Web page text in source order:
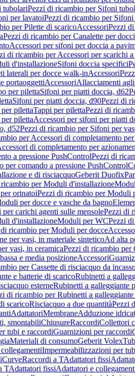
tubolariPezzi di ricambio per Sifoni
per lavatoiPezzi di ricambio per Sifoni
per Pilette di scaricoAccessoriPezzi
Pezzi di ricambio per Canalette per
Accessori per sifoni per doccia a
di ricambio per Accessori per scarichi a
d'installazioneSifoni doccia specifici
laterali per docce walk-inAccessori
portaoggettiAccessoriAllacciamenti agli
per pilettaSifoni per piatti doccia, d62
Sifoni per piatti doccia, d90Pezzi di
pilettaTappi per pilettaPezzi di
pilettaAccessori per sifoni per piatti
d52Pezzi di ricambio per Sifoni per
per Accessori di completamento
di completamento per
a pressione PushControlPezzi di
per comando a pressione PushControl
e di risciacquoGeberit Duofix
per Moduli d'installazione
orinatoiPezzi di ricambio per Moduli
per docce e vasche da bagno
carichi agenti sulle mensolePezzi di
d'installazioneModuli per WCPezzi
ricambio per Moduli per docce
per vasi, in materiale sinteticoAd alta
vasi, in ceramicaPezzi di ricambio per
e media posizioneAccessori
per Cassette di risciacquo da
e batterie di scaricoRubinetti a
esterneRubinetti a galleggiante
di ricambio per Rubinetti a galleggiante
scaricoRisciacquo a due quantitàPezzi
AdattatoriMembraneAdduzione idrica
smontabiliChiusureRaccordiCollettori
tubi e raccordiGuarnizioni per raccordi
Materiali di consumoGeberit Volex
Impermeabilizzazioni per
CurveRaccordi a TAdattatori fissi
TAdattatori fissiAdattatori e